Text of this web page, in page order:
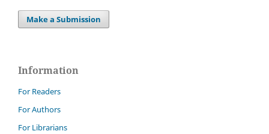
Make a Submission
Information
For Readers
For Authors
For Librarians